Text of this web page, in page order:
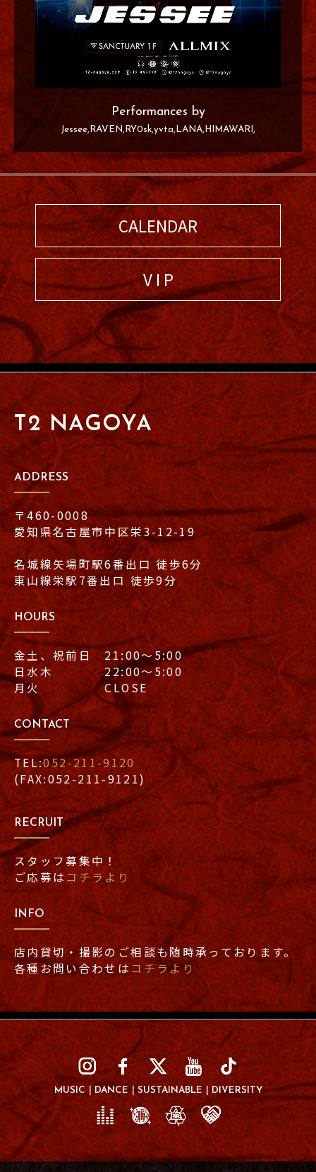
Performances by
Jessee RAVEN RY0sk yvta LANA HIMAWARI
CALENDAR
V I P
T2 NAGOYA
ADDRESS
〒460-0008
愛知県名古屋市中区栄3-12-19
名城線矢場町駅6番出口 徒歩6分
東山線栄駅7番出口 徒歩9分
HOURS
金土、祝前日 21:00〜5:00
日水木 22:00〜5:00
月火 CLOSE
CONTACT
TEL:052-211-9120
(FAX:052-211-9121)
RECRUIT
スタッフ募集中！
ご応募はコチラより
INFO
店内貸切・撮影のご相談も随時承っております。
各種お問い合わせはコチラより
MUSIC DANCE SUSTAINABLE DIVERSITY